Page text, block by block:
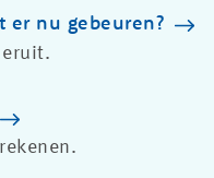
er nu gebeuren?
eruit.